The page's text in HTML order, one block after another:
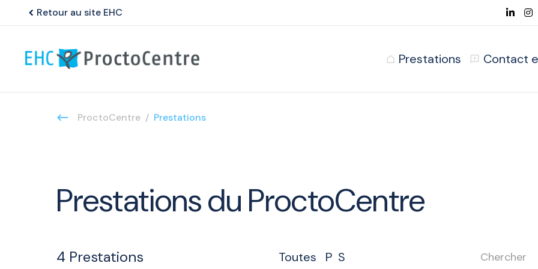
chevron_left Retour au site EHC
Prestations Contact
ProctoCentre Prestations
Prestations du ProctoCentre
4 Prestations Toutes P S